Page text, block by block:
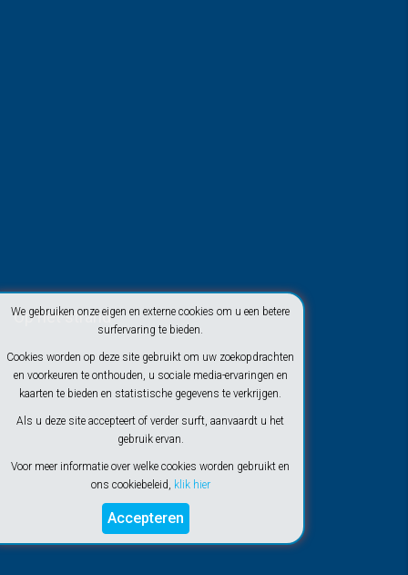
We gebruiken onze eigen en externe cookies om u een betere
surfervaring te bieden.
Cookies worden op deze site gebruikt om uw zoekopdrachten
en voorkeuren te onthouden, u sociale media-ervaringen en
kaarten te bieden en statistische gegevens te verkrijgen.
Als u deze site accepteert of verder surft, aanvaardt u het
gebruik ervan.
Voor meer informatie over welke cookies worden gebruikt en
ons cookiebeleid, klik hier
Accepteren
Op het strand